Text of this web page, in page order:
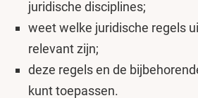
juridische disciplines;
weet welke juridische regels
relevant zijn;
deze regels en de
kunt toepassen.